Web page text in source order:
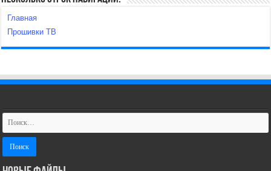
Главная
Прошивки ТВ